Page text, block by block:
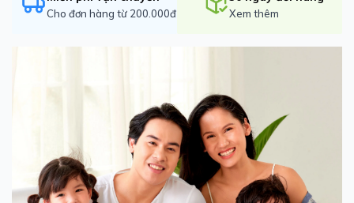
Cho đơn hàng từ 200.000đ Xem thêm